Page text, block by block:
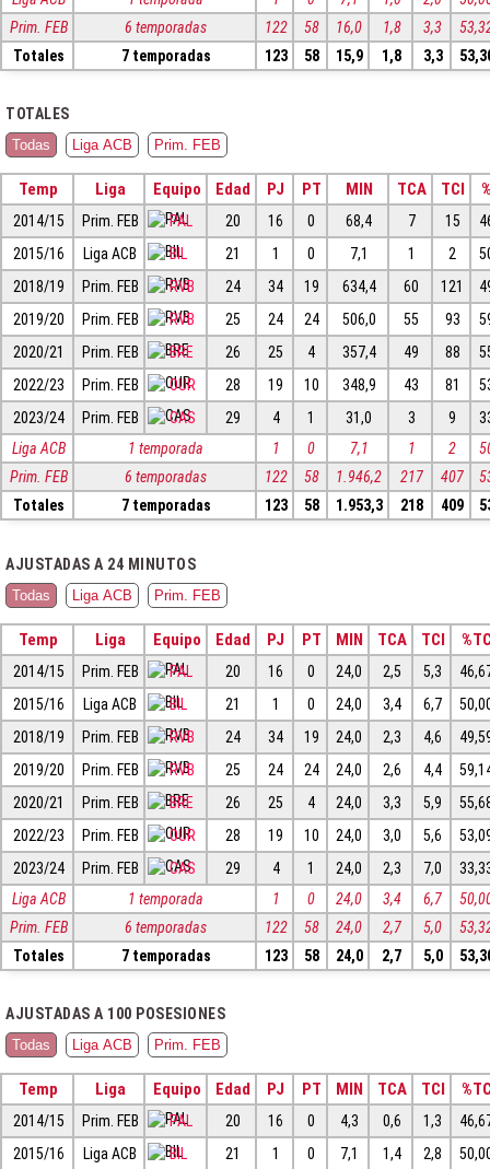
Prim. FEB
6 temporadas 122 58 16,0 1,8 3,3
Totales
7 temporadas 123 58 15,9 1,8 3,3
TOTALES
Todas Liga ACB Prim. FEB
Temp Liga Equipo Edad PJ PT MIN TCA TCI
2014/15 Prim. FEB PAL 20 16 0 68,4 7 15
2015/16
Liga ACB BIL 21 1 0 7,1 1 2
2018/19
Prim. FEB RVB 24 34 19 634,4 60 121
2019/20
Prim. FEB RVB 25 24 24 506,0 55 93
2020/21
Prim. FEB BRE 26 25 4 357,4 49 88
2022/23
Prim. FEB OUR 28 19 10 348,9 43 81
2023/24
Prim. FEB CAS 29 4 1 31,0 3 9
Liga ACB
1 temporada 1 0 7,1 1 2
Prim. FEB
6 temporadas 122 58 1.946,2 217 407
Totales
7 temporadas 123 58 1.953,3 218 409
AJUSTADAS A 24 MINUTOS
Todas Liga ACB Prim. FEB
Temp Liga Equipo Edad PJ PT MIN TCA TCI
2014/15 Prim. FEB PAL 20 16 0 24,0 2,5 5,3
2015/16
Liga ACB BIL 21 1 0 24,0 3,4 6,7
2018/19
Prim. FEB RVB 24 34 19 24,0 2,3 4,6
2019/20
Prim. FEB RVB 25 24 24 24,0 2,6 4,4
2020/21
Prim. FEB BRE 26 25 4 24,0 3,3 5,9
2022/23
Prim. FEB OUR 28 19 10 24,0 3,0 5,6
2023/24
Prim. FEB CAS 29 4 1 24,0 2,3 7,0
Liga ACB
1 temporada 1 0 24,0 3,4 6,7
Prim. FEB
6 temporadas 122 58 24,0 2,7 5,0
Totales
7 temporadas 123 58 24,0 2,7 5,0
AJUSTADAS A 100 POSESIONES
Todas Liga ACB Prim. FEB
Temp Liga Equipo Edad PJ PT MIN TCA TCI
2014/15 Prim. FEB PAL 20 16 0 4,3 0,6 1,3
2015/16
Liga ACB BIL 21 1 0 7,1 1,4 2,8